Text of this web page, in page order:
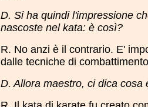
D. Si ha quindi l'impressione
nascoste nel kata: è così?
R. No anzi è il contrario. E'
dalle tecniche di
D. Allora maestro, ci dica